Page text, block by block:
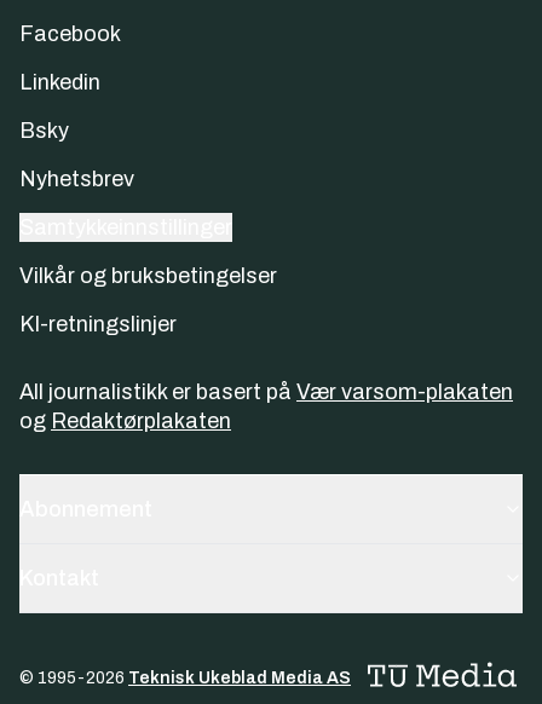
Facebook
Linkedin
Bsky
Nyhetsbrev
Vilkår og bruksbetingelser
KI-retningslinjer
All journalistikk er basert på Vær varsom-plakaten
og Redaktørplakaten
© 1995-2026 Teknisk Ukeblad Media AS